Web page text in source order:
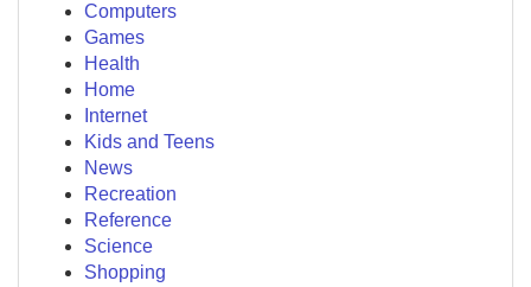
Computers
Games
Health
Home
Internet
Kids and Teens
News
Recreation
Reference
Science
Shopping